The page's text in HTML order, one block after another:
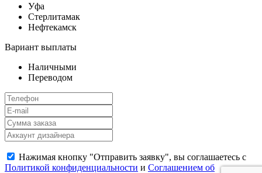
Уфа
Стерлитамак
Нефтекамск
Вариант выплаты
Наличными
Переводом
Нажимая кнопку "Отправить заявку", вы соглашаетесь с
Политикой конфиденциальности и Соглашением об